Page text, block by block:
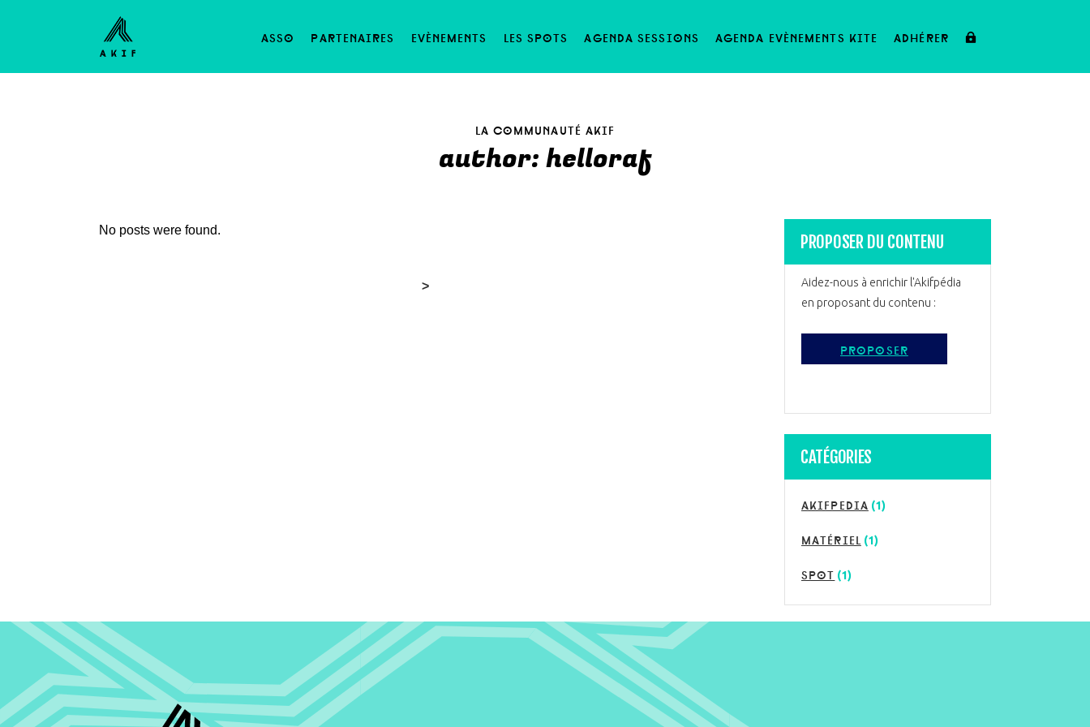
asso partenaires evènements les spots agenda sessions agenda evènements kite adhérer
la communauté akif
author: helloraf
No posts were found.
>
PROPOSER DU CONTENU
Aidez-nous à enrichir l'Akifpédia
en proposant du contenu :
proposer
CATÉGORIES
akifpedia (1)
matériel (1)
spot (1)